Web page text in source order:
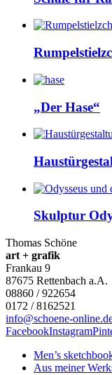
„Der Hase“
Skulptur
Thomas Schöne
art + grafik
Frankau 9
87675 Rettenbach a.A.
08860 / 922654
0172 / 8162521
info@schoene-
FacebookInstagram
Men’s
Aus meiner